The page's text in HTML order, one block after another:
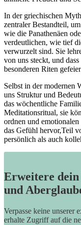
In der griechischen
zentraler Bestandteil,
wie die⁢ Panathenäen
verdeutlichen, ‌wie tief
verwurzelt​ sind. Sie‍
von ​uns ⁤steckt, und
besonderen Riten
Selbst in der⁤ modernen
uns Struktur und
das wöchentliche
Meditationsritual, sie
ordnen und
das⁤ Gefühl hervor,Teil
persönlich als auch
Erweitere
und
Verpasse keine unserer
erhalte Zugriff auf die